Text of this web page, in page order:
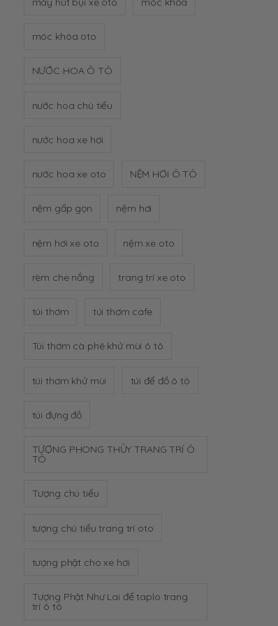
móc khóa oto
NƯỚC HOA Ô TÔ
nước hoa chú tiểu
nước hoa xe hơi
nước hoa xe oto NỆM HƠI Ô TÔ
nệm gấp gọn nệm hơi
nệm hơi xe oto nệm xe oto
rèm che nắng trang trí xe oto
túi thơm túi thơm cafe
Túi thơm cà phê khử mùi ô tô
túi thơm khử mùi túi để đồ ô tô
túi đựng đồ
TƯỢNG PHONG THỦY TRANG TRÍ Ô
TÔ
Tượng chú tiểu
tượng chú tiểu trang trí oto
tượng phật cho xe hơi
Tượng Phật Như Lai để taplo trang
trí ô tô